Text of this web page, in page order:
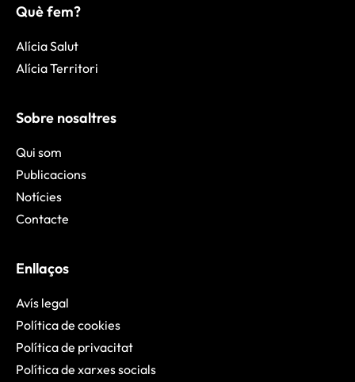
Què fem?
Alícia Salut
Alícia Territori
Sobre nosaltres
Qui som
Publicacions
Notícies
Contacte
Enllaços
Avís legal
Política de cookies
Política de privacitat
Política de xarxes socials